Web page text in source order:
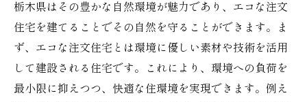
栃木県はその豊かな自然環境が魅力であり、エコな注文
住宅を建てることでその自然を守ることができます。ま
ず、エコな注文住宅とは環境に優しい素材や技術を活用
して建設される住宅です。これにより、環境への負荷を
最小限に抑えつつ、快適な住環境を実現できます。例え